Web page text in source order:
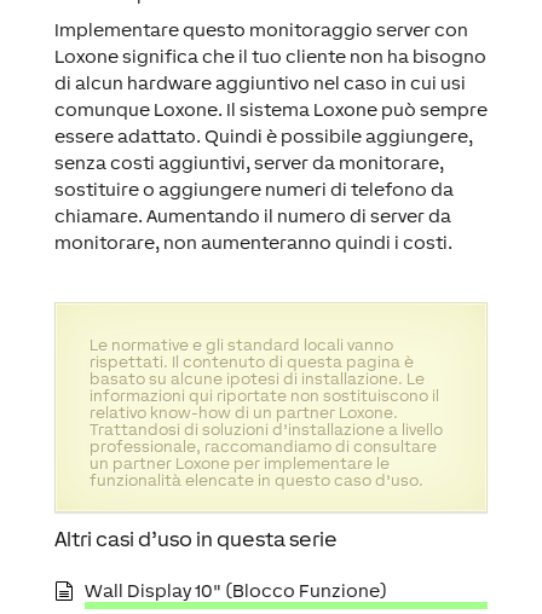
Implementare questo monitoraggio server con
Loxone significa che il tuo cliente non ha bisogno
di alcun hardware aggiuntivo nel caso in cui usi
comunque Loxone. Il sistema Loxone può sempre
essere adattato. Quindi è possibile aggiungere,
senza costi aggiuntivi, server da monitorare,
sostituire o aggiungere numeri di telefono da
chiamare. Aumentando il numero di server da
monitorare, non aumenteranno quindi i costi.
Le normative e gli standard locali vanno
rispettati. Il contenuto di questa pagina è
basato su alcune ipotesi di installazione. Le
informazioni qui riportate non sostituiscono il
relativo know-how di un partner Loxone.
Trattandosi di soluzioni d’installazione a livello
professionale, raccomandiamo di consultare
un partner Loxone per implementare le
funzionalità elencate in questo caso d’uso.
Altri casi d’uso in questa serie
Wall Display 10" (Blocco Funzione)